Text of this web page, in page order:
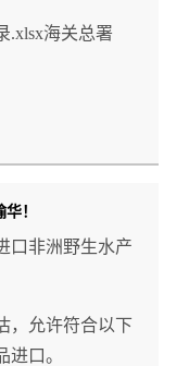
.xlsx海关总署
！
口非洲野生水产
，允许符合以下
口。